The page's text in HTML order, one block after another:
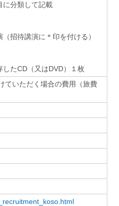
に分類して記載
招待講演に＊印を付ける）
したCD（又はDVD）１枚
ていただく場合の費用（旅費